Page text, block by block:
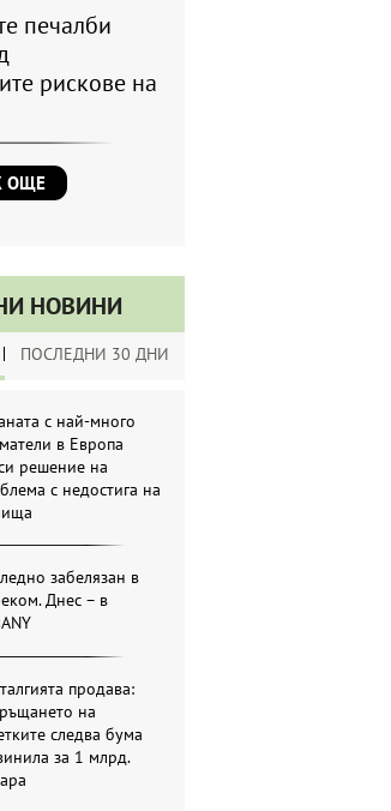
печалби
рискове на
ОЩЕ
НОВИНИ
ПОСЛЕДНИ 30 ДНИ
с най-много
в Европа
решение на
с недостига на
забелязан в
Днес – в
продава:
на
следва бума
за 1 млрд.